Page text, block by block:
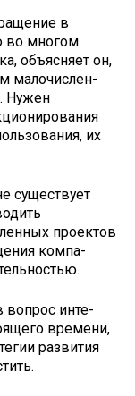
в
во многом
объясняет он,
малочислен­
Нужен
их
существует
проектов
компа­
вопрос инте­
времени,
развития